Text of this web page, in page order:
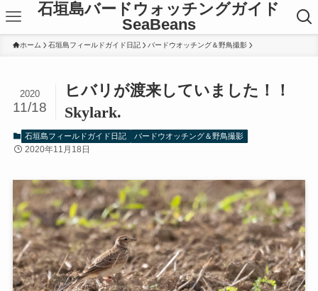
石垣島バードウォッチングガイド
SeaBeans
ホーム 石垣島フィールドガイド日記 バードウオッチング＆野鳥撮影
ヒバリが渡来していました！！
Skylark.
2020
11/18
石垣島フィールドガイド日記 バードウオッチング＆野鳥撮影
2020年11月18日